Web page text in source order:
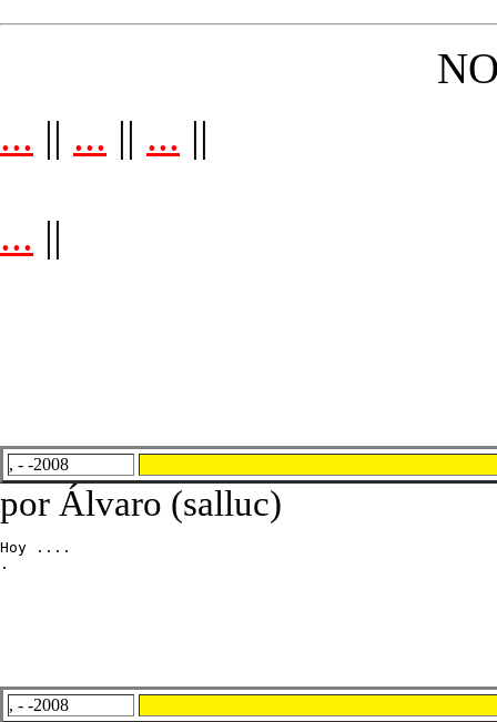
... || ... || ... ||
... ||
, - -2008
por Álvaro (salluc)
Hoy ....
.
, - -2008